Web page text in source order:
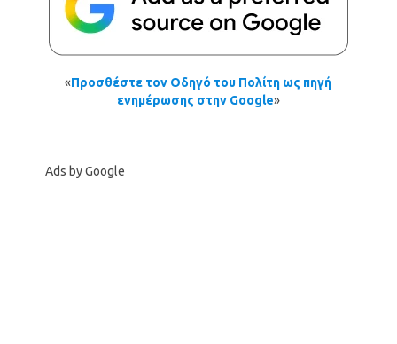
«Προσθέστε τον Οδηγό του Πολίτη ως πηγή
ενημέρωσης στην Google»
Ads by Google